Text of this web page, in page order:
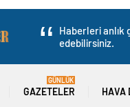
Haberleri
edebilirsiniz.
GAZETELER
GÜNLÜK
HAVA